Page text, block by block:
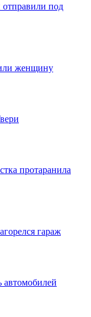
под
женщину
протаранила
гараж
автомобилей